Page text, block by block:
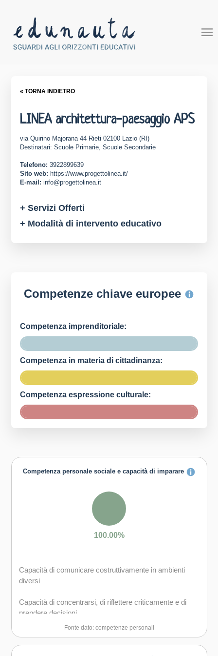
« TORNA INDIETRO
LINEA architettura-paesaggio APS
via Quirino Majorana 44 Rieti 02100 Lazio (RI)
Destinatari: Scuole Primarie, Scuole Secondarie
Telefono: 3922899639
Sito web: https://www.progettolinea.it/
E-mail: info@progettolinea.it
+ Servizi Offerti
+ Modalità di intervento educativo
Competenze chiave europee
Competenza imprenditoriale:
Competenza in materia di cittadinanza:
Competenza espressione culturale:
Competenza personale sociale e capacità di imparare
100.00%
Capacità di comunicare costruttivamente in ambienti
diversi
Capacità di concentrarsi, di riflettere criticamente e di
prendere decisioni
Fonte dato: competenze personali